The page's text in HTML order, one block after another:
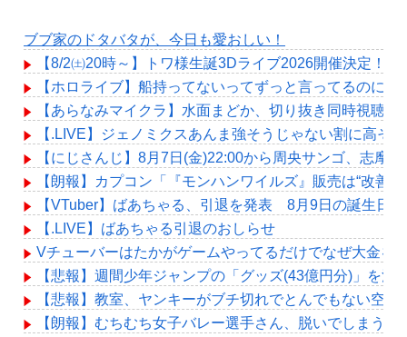
ブブ家のドタバタが、今日も愛おしい！
【8/2㈯20時～】トワ様生誕3Dライブ2026開催決定！
【ホロライブ】船持ってないってずっと言ってるのに
【あらなみマイクラ】水面まどか、切り抜き同時視聴
【.LIVE】ジェノミクスあんま強そうじゃない割に高そ
【にじさんじ】8月7日(金)22:00から周央サンゴ、志摩
【朗報】カプコン「『モンハンワイルズ』販売は“改善
【VTuber】ばあちゃる、引退を発表 8月9日の誕生日
【.LIVE】ばあちゃる引退のおしらせ
Vチューバーはたかがゲームやってるだけでなぜ大金を
【悲報】週間少年ジャンプの「グッズ(43億円分)」を
【悲報】教室、ヤンキーがブチ切れでとんでもない空気
【朗報】むちむち女子バレー選手さん、脱いでしまう💕